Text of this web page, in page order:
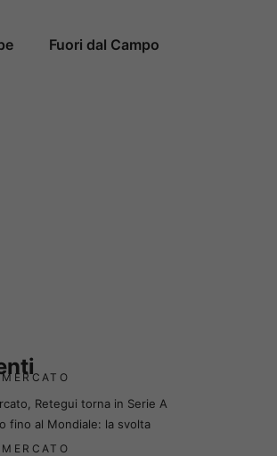
Fuori dal Campo
Retegui torna in Serie A
fino al Mondiale: la svolta